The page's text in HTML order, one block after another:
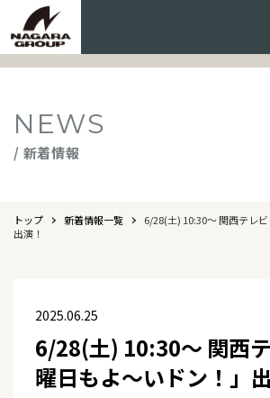
NEWS
/ 新着情報
トップ 新着情報一覧
6/28(土) 10:30～ 関西テレ
出演！
2025.06.25
6/28(土) 10:30～ 関西
曜日もよ～いドン！」